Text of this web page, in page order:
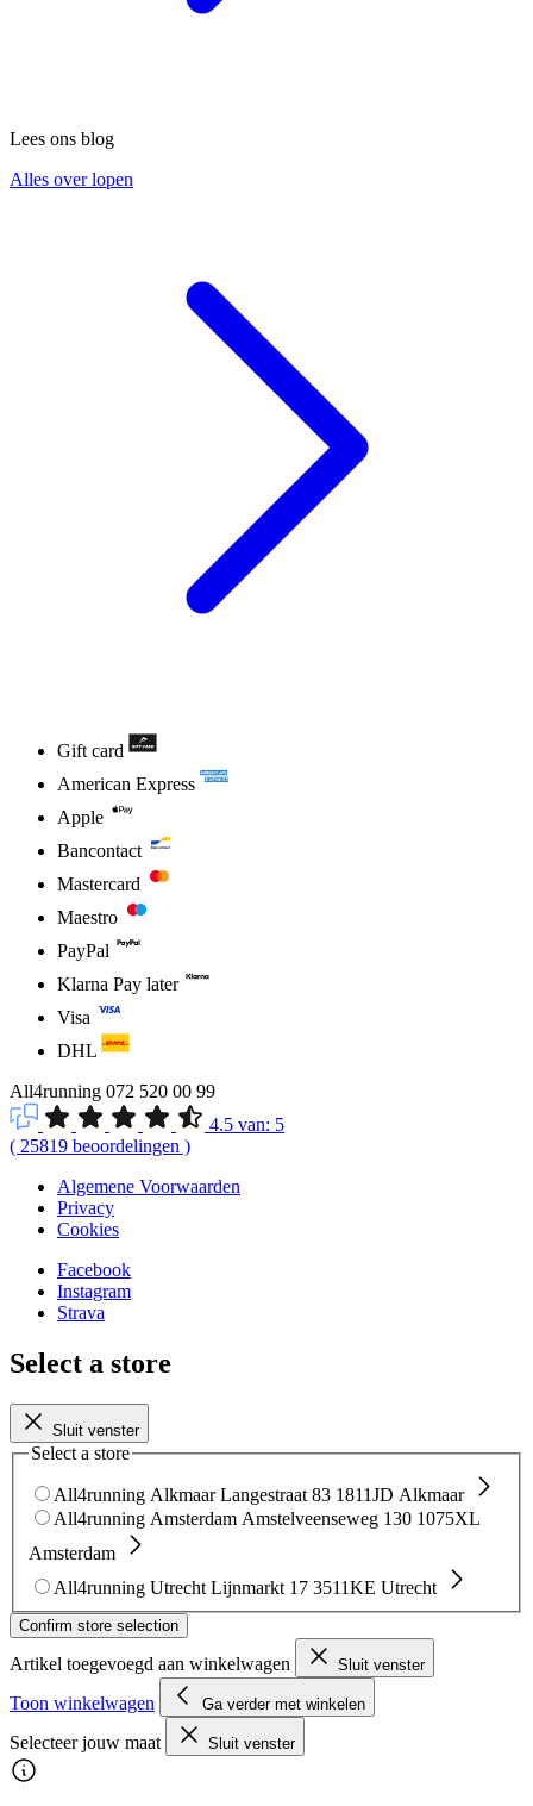
Lees ons blog
Alles over lopen
Gift card
American Express
Apple
Bancontact
Mastercard
Maestro
PayPal
Klarna Pay later
Visa
DHL
All4running 072 520 00 99
4.5 van: 5
( 25819 beoordelingen )
Algemene Voorwaarden
Privacy
Cookies
Facebook
Instagram
Strava
Select a store
Sluit venster
Select a store
All4running Alkmaar Langestraat 83 1811JD Alkmaar
All4running Amsterdam Amstelveenseweg 130 1075XL
Amsterdam
All4running Utrecht Lijnmarkt 17 3511KE Utrecht
Confirm store selection
Artikel toegevoegd aan winkelwagen Sluit venster
Toon winkelwagen Ga verder met winkelen
Selecteer jouw maat Sluit venster